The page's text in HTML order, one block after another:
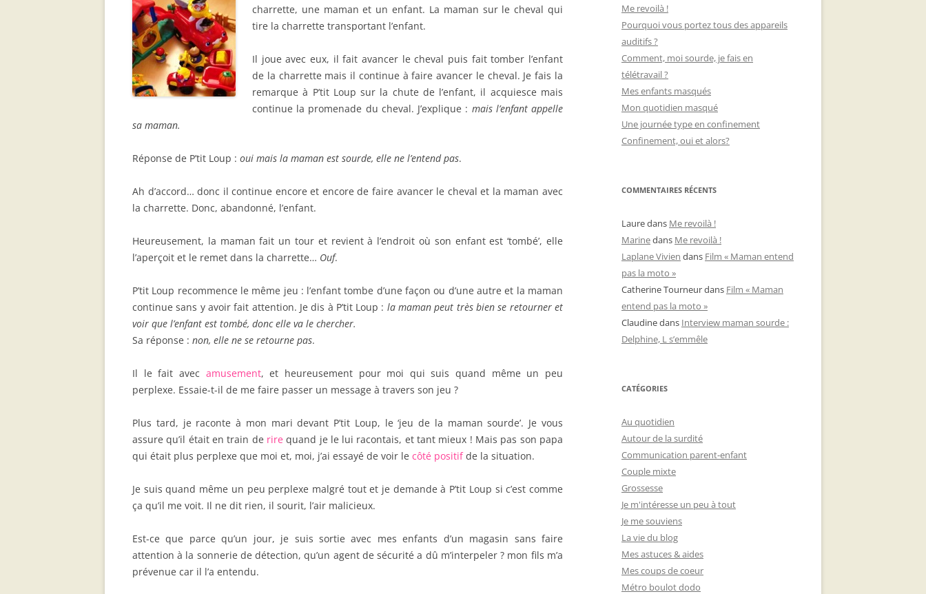
charrette, une maman et un enfant. La maman sur le cheval qui
tire la charrette transportant l’enfant.
Il joue avec eux, il fait avancer le cheval puis fait tomber l’enfant
de la charrette mais il continue à faire avancer le cheval. Je fais la
remarque à P’tit Loup sur la chute de l’enfant, il acquiesce mais
continue la promenade du cheval. J’explique : mais l’enfant appelle
sa maman.
Réponse de P’tit Loup : oui mais la maman est sourde, elle ne l’entend pas.
Ah d’accord… donc il continue encore et encore de faire avancer le cheval et la maman avec
la charrette. Donc, abandonné, l’enfant.
Heureusement, la maman fait un tour et revient à l’endroit où son enfant est ‘tombé’, elle
l’aperçoit et le remet dans la charrette… Ouf.
P’tit Loup recommence le même jeu : l’enfant tombe d’une façon ou d’une autre et la maman
continue sans y avoir fait attention. Je dis à P’tit Loup : la maman peut très bien se retourner et
voir que l’enfant est tombé, donc elle va le chercher.
Sa réponse : non, elle ne se retourne pas.
Il le fait avec amusement, et heureusement pour moi qui suis quand même un peu
perplexe. Essaie-t-il de me faire passer un message à travers son jeu ?
Plus tard, je raconte à mon mari devant P’tit Loup, le ‘jeu de la maman sourde’. Je vous
assure qu’il était en train de rire quand je le lui racontais, et tant mieux ! Mais pas son papa
qui était plus perplexe que moi et, moi, j’ai essayé de voir le côté positifde la situation.
Je suis quand même un peu perplexe malgré tout et je demande à P’tit Loup si c’est comme
ça qu’il me voit. Il ne dit rien, il sourit, l’air malicieux.
Est-ce que parce qu’un jour, je suis sortie avec mes enfants d’un magasin sans faire
attention à la sonnerie de détection, qu’un agent de sécurité a dû m’interpeler ? mon fils m’a
prévenue car il l’a entendu.
Me revoilà !
Pourquoi vous portez tous des appareils
auditifs ?
Comment, moi sourde, je fais en
télétravail ?
Mes enfants masqués
Mon quotidien masqué
Une journée type en confinement
Confinement, oui et alors?
COMMENTAIRES RÉCENTS
Lauredans Me revoilà !
Marinedans Me revoilà !
Laplane Vivien dans Film « Maman entend
pas la moto »
Catherine Tourneurdans Film « Maman
entend pas la moto »
Claudinedans Interview maman sourde :
Delphine, L s’emmêle
CATÉGORIES
Au quotidien
Autour de la surdité
Communication parent-enfant
Couple mixte
Grossesse
Je m'intéresse un peu à tout
Je me souviens
La vie du blog
Mes astuces & aides
Mes coups de coeur
Métro boulot dodo